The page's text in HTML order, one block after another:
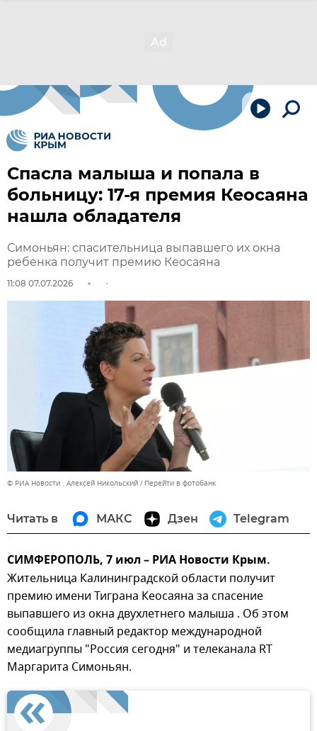
Спасла малыша и попала в
больницу: 17-я премия Кеосаяна
нашла обладателя
Симоньян: спасительница выпавшего их окна
ребенка получит премию Кеосаяна
11:08 07.07.2026
© РИА Новости . Алексей Никольский Перейти в фотобанк
Читать в МАКС Дзен Telegram
СИМФЕРОПОЛЬ, 7 июл – РИА Новости Крым.
Жительница Калининградской области получит
премию имени Тиграна Кеосаяна за спасение
выпавшего из окна двухлетнего малыша . Об этом
сообщила главный редактор международной
медиагруппы "Россия сегодня" и телеканала RT
Маргарита Симоньян.